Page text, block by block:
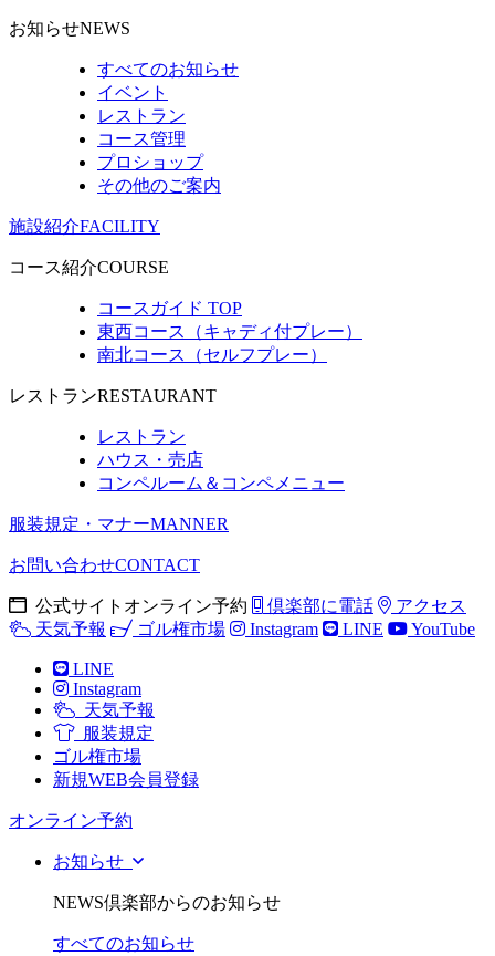
お知らせNEWS
すべてのお知らせ
イベント
レストラン
コース管理
プロショップ
その他のご案内
施設紹介FACILITY
コース紹介COURSE
コースガイド TOP
東西コース（キャディ付プレー）
南北コース（セルフプレー）
レストランRESTAURANT
レストラン
ハウス・売店
コンペルーム＆コンペメニュー
服装規定・マナーMANNER
お問い合わせCONTACT
公式サイトオンライン予約 倶楽部に電話
アクセス
天気予報
ゴル権市場 Instagram LINE YouTube
LINE
Instagram
天気予報
服装規定
ゴル権市場
新規WEB会員登録
オンライン予約
お知らせ
NEWS倶楽部からのお知らせ
すべてのお知らせ